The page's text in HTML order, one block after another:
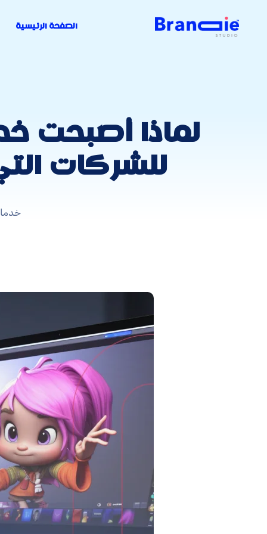
الصفحة الرئيسية
لماذا أصبحت
للشركات